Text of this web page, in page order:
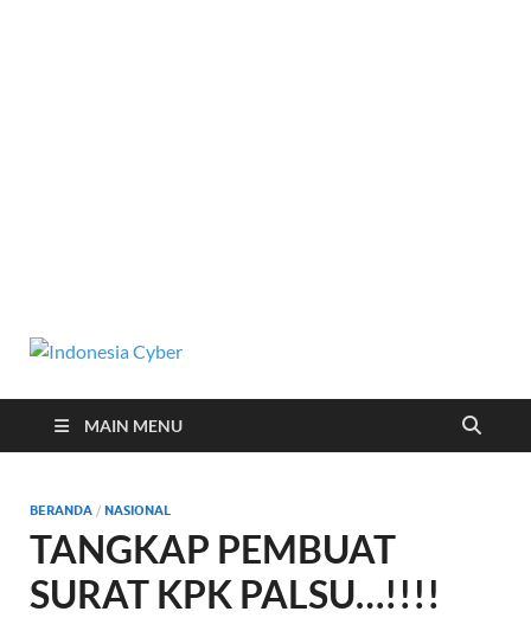
Indonesia
Cyber
MAIN MENU
BERANDA / NASIONAL
TANGKAP PEMBUAT
SURAT KPK PALSU…!!!!